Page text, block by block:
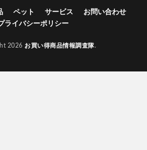
ペット サービス
お問い合わせ
ライバシーポリシー
2026 お買い得商品情報調査隊.